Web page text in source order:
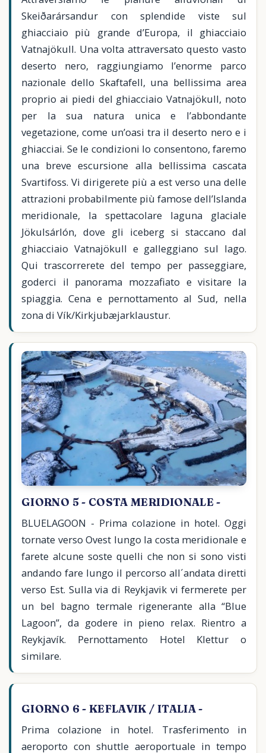
Skeiðarársandur con splendide viste sul
ghiacciaio più grande d’Europa, il ghiacciaio
Vatnajökull. Una volta attraversato questo vasto
deserto nero, raggiungiamo l’enorme parco
nazionale dello Skaftafell, una bellissima area
proprio ai piedi del ghiacciaio Vatnajökull, noto
per la sua natura unica e l’abbondante
vegetazione, come un’oasi tra il deserto nero e i
ghiacciai. Se le condizioni lo consentono, faremo
una breve escursione alla bellissima cascata
Svartifoss. Vi dirigerete più a est verso una delle
attrazioni probabilmente più famose dell’Islanda
meridionale, la spettacolare laguna glaciale
Jökulsárlón, dove gli iceberg si staccano dal
ghiacciaio Vatnajökull e galleggiano sul lago.
Qui trascorrerete del tempo per passeggiare,
goderci il panorama mozzafiato e visitare la
spiaggia. Cena e pernottamento al Sud, nella
zona di Vík/Kirkjubæjarklaustur.
GIORNO 5 - COSTA MERIDIONALE -
BLUELAGOON - Prima colazione in hotel. Oggi
tornate verso Ovest lungo la costa meridionale e
farete alcune soste quelli che non si sono visti
andando fare lungo il percorso all´andata diretti
verso Est. Sulla via di Reykjavik vi fermerete per
un bel bagno termale rigenerante alla “Blue
Lagoon”, da godere in pieno relax. Rientro a
Reykjavík. Pernottamento Hotel Klettur o
similare.
GIORNO 6 - KEFLAVIK / ITALIA -
Prima colazione in hotel. Trasferimento in
aeroporto con shuttle aeroportuale in tempo